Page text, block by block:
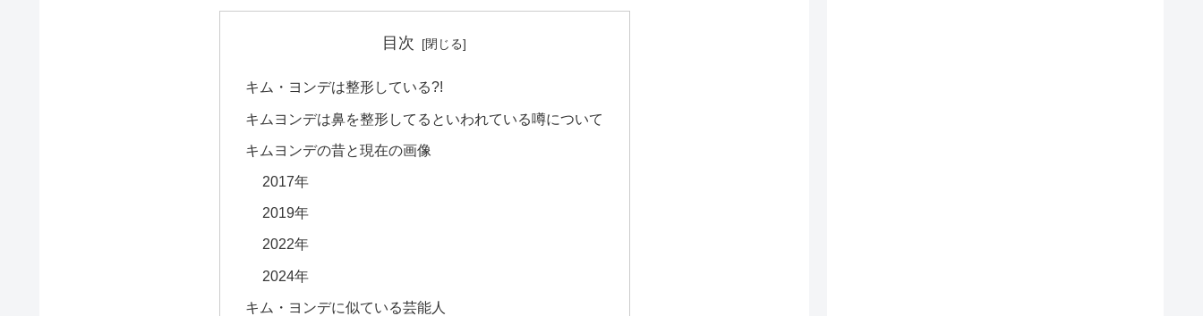
目次
キム・ヨンデは整形している?!
キムヨンデは鼻を整形してるといわれている噂について
キムヨンデの昔と現在の画像
2017年
2019年
2022年
2024年
キム・ヨンデに似ている芸能人